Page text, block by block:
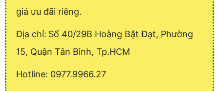
giá ưu đãi riêng.
Địa chỉ: Số 40/29B Hoàng Bật Đạt, Phường
15, Quận Tân Bình, Tp.HCM
Hotline: 0977.9966.27